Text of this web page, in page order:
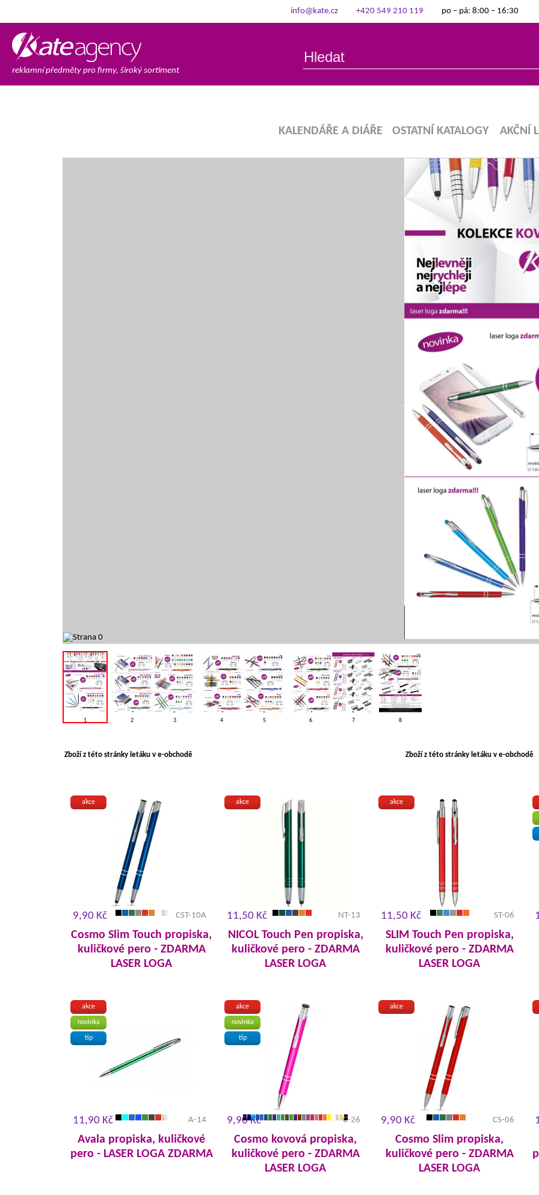
info@kate.cz +420 549 210 119 po – pá: 8:00 – 16:30
reklamní předměty pro firmy, široký sortiment
KALENDÁŘE A DIÁŘE OSTATNÍ KATALOGY AKČNÍ
1 2 3 4 5 6 7 8
Zboží z této stránky letáku v e-obchodě Zboží z této stránky letáku v e-obchodě
akce
9,90 Kč CST-10A
Cosmo Slim Touch propiska,
kuličkové pero - ZDARMA
LASER LOGA
akce
11,50 Kč NT-13
NICOL Touch Pen propiska,
kuličkové pero - ZDARMA
LASER LOGA
akce
11,50 Kč ST-06
SLIM Touch Pen propiska,
kuličkové pero - ZDARMA
LASER LOGA
akce
novinka
tip
11,90 Kč A-14
Avala propiska, kuličkové
pero - LASER LOGA ZDARMA
akce
novinka
tip
9,90 Kč C-26
Cosmo kovová propiska,
kuličkové pero - ZDARMA
LASER LOGA
akce
9,90 Kč CS-06
Cosmo Slim propiska,
kuličkové pero - ZDARMA
LASER LOGA